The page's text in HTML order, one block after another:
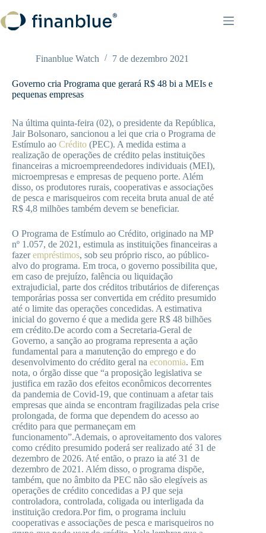
para
o
Finanblue Watch 7 de dezembro 2021
Governo cria Programa que gerará R$ 48 bi a MEIs e
pequenas empresas
Na última quinta-feira (02), o presidente da República,
Jair Bolsonaro, sancionou a lei que cria o Programa de
Estímulo ao Crédito (PEC). A medida estima a
realização de operações de crédito pelas instituições
financeiras a microempreendedores individuais (MEI),
microempresas e empresas de pequeno porte. Além
disso, os produtores rurais, cooperativas e associações
de pesca e marisqueiros com receita bruta anual de até
R$ 4,8 milhões também devem se beneficiar.
O Programa de Estímulo ao Crédito, originado na MP
nº 1.057, de 2021, estimula as instituições financeiras a
fazerempréstimos, sob seu próprio risco, ao público-
alvo do programa. Em troca, o governo possibilita que,
em caso de prejuízo, falência ou liquidação
extrajudicial, parte dos créditos tributários de diferenças
temporárias possa ser convertida em crédito presumido
até o limite das operações concedidas. A estimativa
inicial do governo é que a medida gere R$ 48 bilhões
em crédito.De acordo com a Secretaria-Geral de
Governo, a sanção ao programa representa a ação
fundamental para a manutenção do emprego e do
desenvolvimento do crédito geral na economia. Em
nota, o órgão disse que “a proposição legislativa se
justifica em razão dos efeitos econômicos decorrentes
da pandemia de Covid-19, que continuam a afetar tais
empresas que ainda se encontram fragilizadas pela crise
prolongada, de forma que dependem do acesso ao
crédito para que permaneçam em
funcionamento”.Ademais, o aproveitamento dos valores
como crédito presumido poderá ser realizado até 31 de
dezembro de 2026. Até então, o prazo ia até 31 de
dezembro de 2021. Além disso, o programa dispõe,
também, que no âmbito da PEC não são elegíveis as
operações de crédito concedidas a PJ que seja
controladora, controlada, coligada ou interligada da
instituição credora.Por fim, o programa incluiu
cooperativas e associações de pesca e marisqueiros no